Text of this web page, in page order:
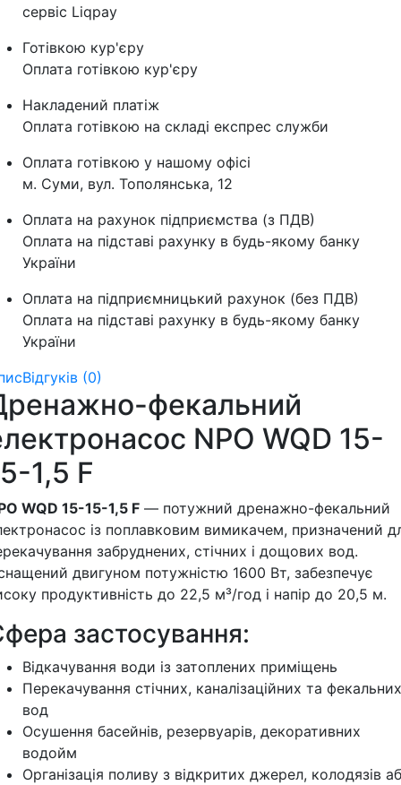
сервіс Liqpay
Готівкою кур'єру
Оплата готівкою кур'єру
Накладений платіж
Оплата готівкою на складі експрес служби
Оплата готівкою у нашому офісі
м. Суми, вул. Тополянська, 12
Оплата на рахунок підприємства (з ПДВ)
Оплата на підставі рахунку в будь-якому банку
України
Оплата на підприємницький рахунок (без ПДВ)
Оплата на підставі рахунку в будь-якому банку
України
Відгуків (0)
фекальний
NPO WQD 15-
1,5 F
WQD 15-15-1,5 F — потужний дренажно-фекальний
із поплавковим вимикачем, призначений
забруднених, стічних і дощових вод.
двигуном потужністю 1600 Вт, забезпечує
продуктивність до 22,5 м³/год і напір до 20,5 м.
застосування:
Відкачування води із затоплених приміщень
Перекачування стічних, каналізаційних та фекальних
вод
Осушення басейнів, резервуарів, декоративних
водойм
Організація поливу з відкритих джерел, колодязів